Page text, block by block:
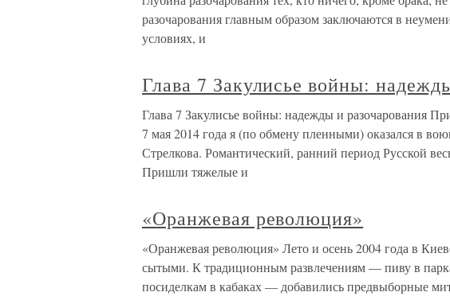
разочарования главным образом заключаются в
условиях, и
Глава 7 Закулисье войны:
Глава 7 Закулисье войны: надежды и разочарования
7 мая 2014 года я (по обмену пленными) оказался в
Стрелкова. Романтический, ранний период Русской
Пришли тяжелые и
«Оранжевая революция»
«Оранжевая революция» Лето и осень 2004 года в
сытыми. К традиционным развлечениям — пиву в
посиделкам в кабаках — добавились предвыборные